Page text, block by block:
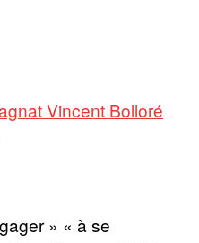
Vincent Bolloré
» « à se